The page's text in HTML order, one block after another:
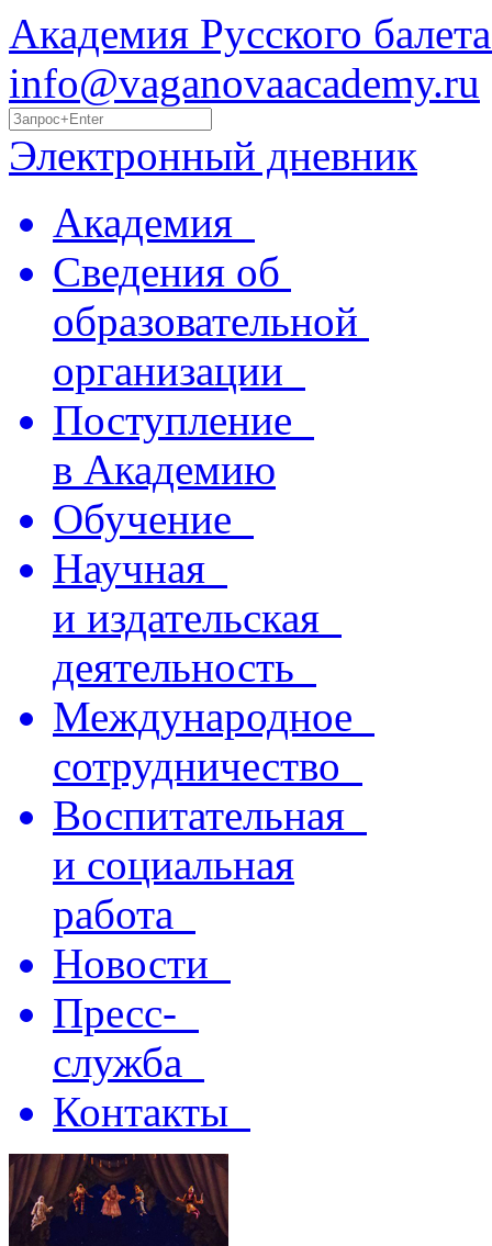
Академия Русского
info@vaganovaacademy.ru
Электронный дневник
Академия
Сведения об
образовательной
организации
Поступление
в Академию
Обучение
Научная
и издательская
деятельность
Международное
сотрудничество
Воспитательная
и социальная
работа
Новости
Пресс-
служба
Контакты